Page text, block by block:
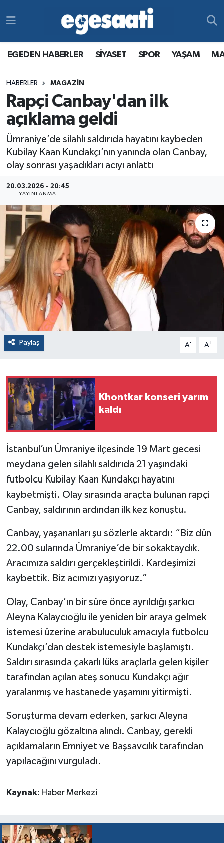
EGEDEN HABERLER SİYASET SPOR YAŞAM
HABERLER MAGAZİN
Rapçi Canbay'dan ilk
açıklama geldi
Ümraniye’de silahlı saldırıda hayatını kaybeden
Kubilay Kaan Kundakçı’nın yanında olan Canbay,
olay sonrası yaşadıkları acıyı anlattı
20.03.2026 - 20:45
YAYINLANMA
Paylaş A- A+
Khontkar konseri yarım
kaldı
İstanbul’un Ümraniye ilçesinde 19 Mart gecesi
meydana gelen silahlı saldırıda 21 yaşındaki
futbolcu Kubilay Kaan Kundakçı hayatını
kaybetmişti. Olay sırasında araçta bulunan rapçi
Canbay, saldırının ardından ilk kez konuştu.
Canbay, yaşananları şu sözlerle aktardı: “Biz dün
22.00 sularında Ümraniye’de bir sokaktaydık.
Aracımıza saldırı gerçekleştirildi. Kardeşimizi
kaybettik. Biz acımızı yaşıyoruz.”
Olay, Canbay’ın bir süre önce ayrıldığı şarkıcı
Aleyna Kalaycıoğlu ile yeniden bir araya gelmek
istemesi üzerine arabuluculuk amacıyla futbolcu
Kundakçı’dan destek istemesiyle başlamıştı.
Saldırı sırasında çakarlı lüks araçlarla gelen kişiler
tarafından açılan ateş sonucu Kundakçı ağır
yaralanmış ve hastanede yaşamını yitirmişti.
Soruşturma devam ederken, şarkıcı Aleyna
Kalaycıoğlu gözaltına alındı. Canbay, gerekli
açıklamaların Emniyet ve Başsavcılık tarafından
yapılacağını vurguladı.
Kaynak: Haber Merkezi
MAGAZİN
RESMİ REKLAMLAR
YAŞAM
MAGAZİN
RESMİ REKLAMLAR
Egemax TV
Tüm Manşetler
Son Dakika Haberleri
Haber Arşivi